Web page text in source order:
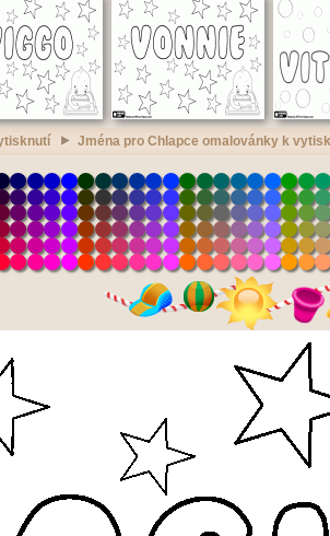
Jména pro Chlapce omalovánky k